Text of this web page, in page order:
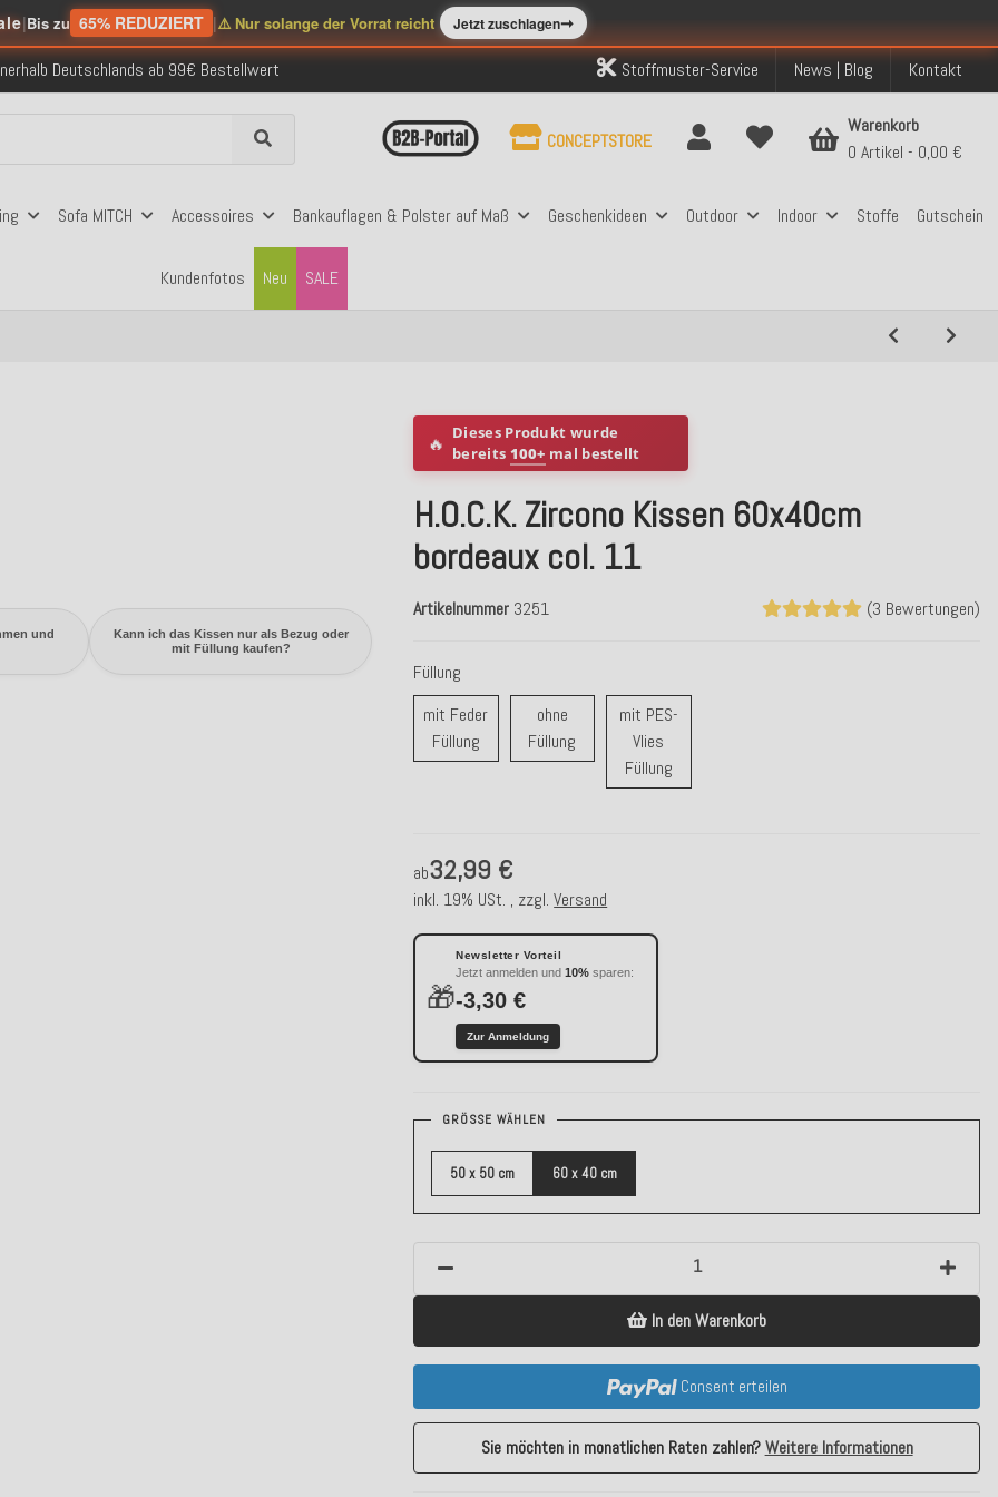
|Bis zu 65% REDUZIERT |⚠️ Nur solange der Vorrat reicht Jetzt zuschlagen➞
Deutschlands ab 99€ Bestellwert
versendete Bestellungen
Klarna, PayPal & Amazon Pay
Stoffmuster-Service News | Blog Kontakt
Sofa MITCH Accessoires Bankauflagen & Polster auf Maß Geschenkideen Outdoor Indoor Stoffe Gutschein
Kundenfotos SALE
Neu
CONCEPTSTORE
Warenkorb
0 Artikel
0,00 €
und
Kann ich das Kissen nur als Bezug oder
mit Füllung kaufen?
🔥 Dieses Produkt wurde
bereits 100+ mal bestellt
H.O.C.K. Zircono Kissen 60x40cm
bordeaux col. 11
(3 Bewertungen)
Artikelnummer 3251
Füllung
mit Feder
Füllungmit Feder Füllung
ohne
Füllung ohne Füllung
mit PES-
Vlies
Füllungmit PES-Vlies Füllung
ab32,99 €
inkl. 19% USt. , zzgl.Versand
🎁
Newsletter Vorteil
Jetzt anmelden und10% sparen:
-3,30 €
Zur Anmeldung
GRÖSSE WÄHLEN
50 x 50 cm 60 x 40 cm
In den Warenkorb
Consent erteilen
Sie möchten in monatlichen Raten zahlen?Weitere Informationen